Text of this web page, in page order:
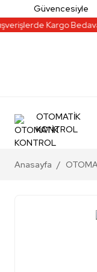
Güvencesiyle
Kargo Bedava!
OTOMATİK
KONTROL
Anasayfa